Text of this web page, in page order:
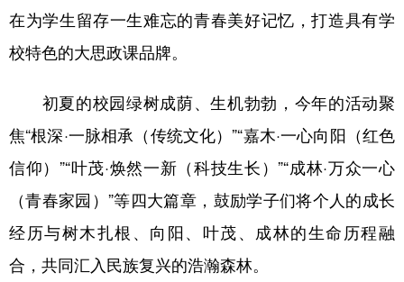
在为学生留存一生难忘的青春美好记忆，打造具有学
校特色的大思政课品牌。
初夏的校园绿树成荫、生机勃勃，今年的活动聚
焦“根深·一脉相承（传统文化）”“嘉木·一心向阳（红色
信仰）”“叶茂·焕然一新（科技生长）”“成林·万众一心
（青春家园）”等四大篇章，鼓励学子们将个人的成长
经历与树木扎根、向阳、叶茂、成林的生命历程融
合，共同汇入民族复兴的浩瀚森林。